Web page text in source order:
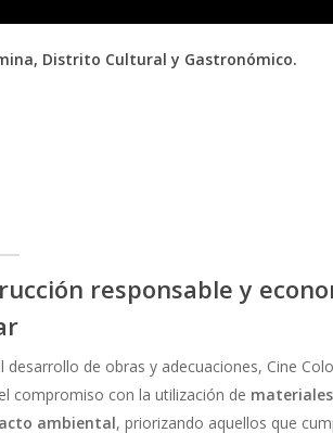
Distrito Cultural y Gastronómico.
responsable y
desarrollo de obras y adecuaciones, Cine
compromiso con la utilización de
ambiental, priorizando aquellos que